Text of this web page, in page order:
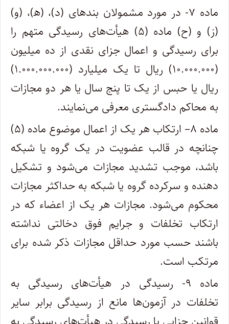
ماده ۷- در مورد مشمولان بندهای (د)، (ه‍)، (و)
(ز) و (ح) ماده (۵) هیأت‌های رسیدگی متهم را
برای رسیدگی و اعمال جزای نقدی از ده میلیون
(۱۰.۰۰۰.۰۰۰) ریال تا یک میلیارد (۱.۰۰۰.۰۰۰.۰۰۰)
ریال یا حبس از یک تا پنج سال یا هر دو مجازات
به محاکم دادگستری معرفی می‌نمایند.
ماده ۸– ارتکاب هر یک از اعمال موضوع ماده (۵)
چنانچه در قالب عضویت در یک گروه یا شبکه
باشد، موجب تشدید مجازات می‌شود و تشکیل
‌دهنده و سرکرده گروه یا شبکه به حداکثر مجازات
محکوم می‌شود. مجازات هر یک از اعضاء که در
ارتکاب تخلفات و جرایم فوق دخالتی نداشته
باشند حسب مورد حداقل مجازات ذکر شده برای
مرتکب است.
ماده ۹- رسیدگی در هیأت‌های رسیدگی به
تخلفات در آزمون‌ها مانع از رسیدگی برابر سایر